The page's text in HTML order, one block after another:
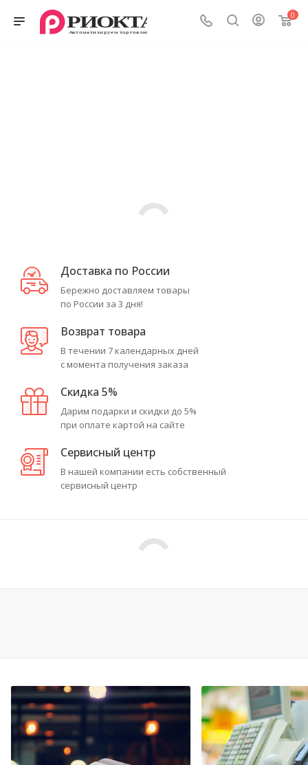
0
Доставка по России
Бережно доставляем товары
по России за 3 дня!
Возврат товара
В течении 7 календарных дней
с момента получения заказа
Скидка 5%
Дарим подарки и скидки до 5%
при оплате картой на сайте
Сервисный центр
В нашей компании есть собственный
сервисный центр